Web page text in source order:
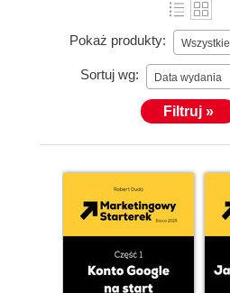
Pokaż produkty: Wszystkie
Sortuj wg: Data wydania
Filtruj »